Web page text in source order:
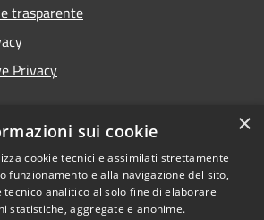
trasparente
Privacy
accessibilità
×
sui cookie
cookie tecnici e assimilati strettamente
funzionamento e alla navigazione del sito,
tecnico analitico al solo fine di elaborare
statistiche, aggregate e anonime.